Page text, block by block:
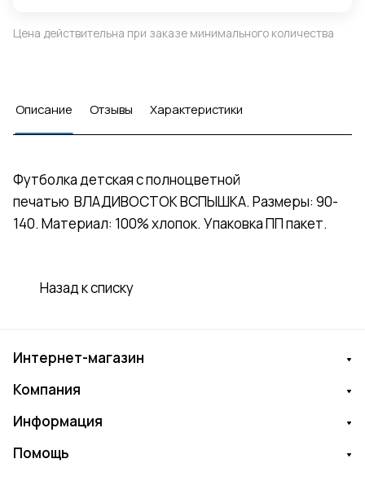
Цена действительна при заказе минимального количества
Описание Отзывы Характеристики
Футболка детская с полноцветной
печатью ВЛАДИВОСТОК ВСПЫШКА. Размеры: 90-
140. Материал: 100% хлопок. Упаковка ПП пакет.
Назад к списку
Интернет-магазин
Компания
Информация
Помощь